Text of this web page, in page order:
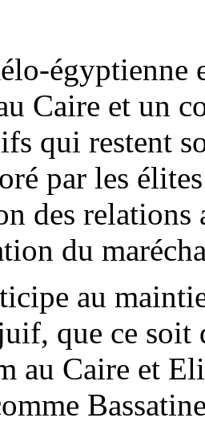
égyptienne
Caire et un
qui restent
par les
des relations
du
au
que ce soit
au Caire et